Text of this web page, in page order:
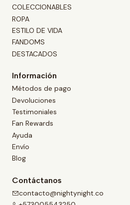
COLECCIONABLES
ROPA
ESTILO DE VIDA
FANDOMS
DESTACADOS
Información
Métodos de pago
Devoluciones
Testimoniales
Fan Rewards
Ayuda
Envío
Blog
Contáctanos
contacto@nightynight.co